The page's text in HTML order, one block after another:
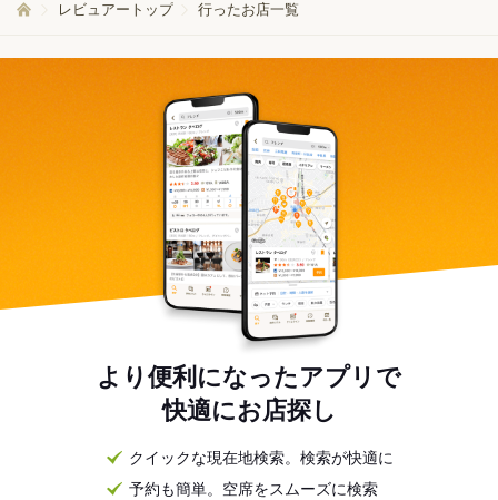
レビュアートップ 行ったお店一覧
より便利になったアプリで
快適にお店探し
クイックな現在地検索。検索が快適に
予約も簡単。空席をスムーズに検索